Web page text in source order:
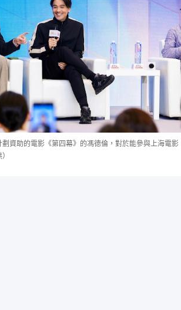
資助的電影《第四幕》的馮德倫，對於能參與上海電影